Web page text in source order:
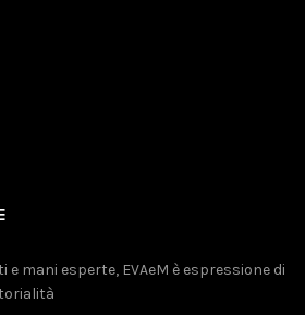
mani esperte, EVAeM è espressione di